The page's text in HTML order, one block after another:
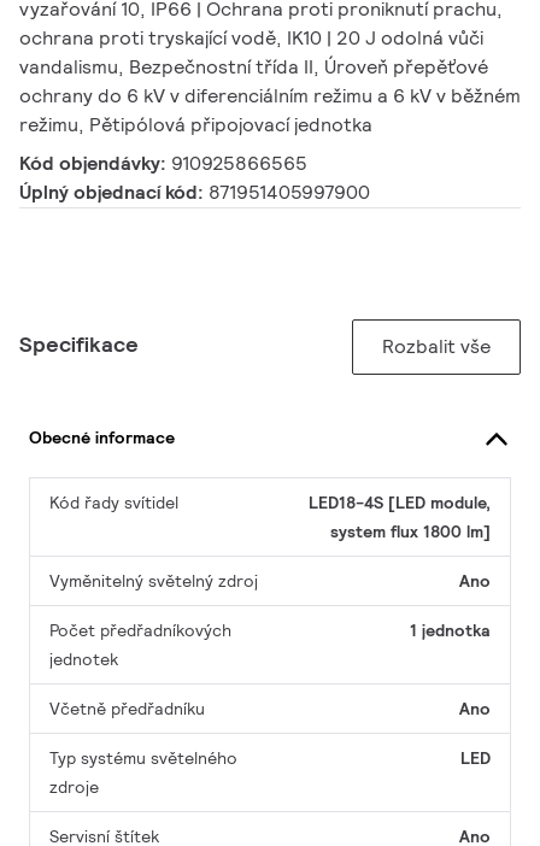
vyzařování 10, IP66 | Ochrana proti proniknutí prachu,
ochrana proti tryskající vodě, IK10 | 20 J odolná vůči
vandalismu, Bezpečnostní třída II, Úroveň přepěťové
ochrany do 6 kV v diferenciálním režimu a 6 kV v běžném
režimu, Pětipólová připojovací jednotka
Kód objendávky: 910925866565
Úplný objednací kód: 871951405997900
Specifikace Rozbalit vše
Obecné informace
Kód řady svítidel
LED18-4S [LED module,
system flux 1800 lm]
Vyměnitelný světelný zdroj Ano
Počet předřadníkových
jednotek
1 jednotka
Včetně předřadníku Ano
Typ systému světelného
zdroje
LED
Servisní štítek Ano